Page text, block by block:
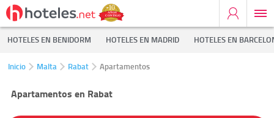
HOTELES EN BENIDORM HOTELES EN MADRID HOTELES EN
Inicio Malta Rabat Apartamentos
Apartamentos en Rabat